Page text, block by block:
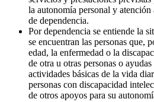
la autonomía personal y atención
de dependencia.
Por dependencia se entiende la
se encuentran las personas que,
edad, la enfermedad o la
de otra u otras personas o
actividades básicas de la vida
personas con discapacidad
de otros apoyos para su